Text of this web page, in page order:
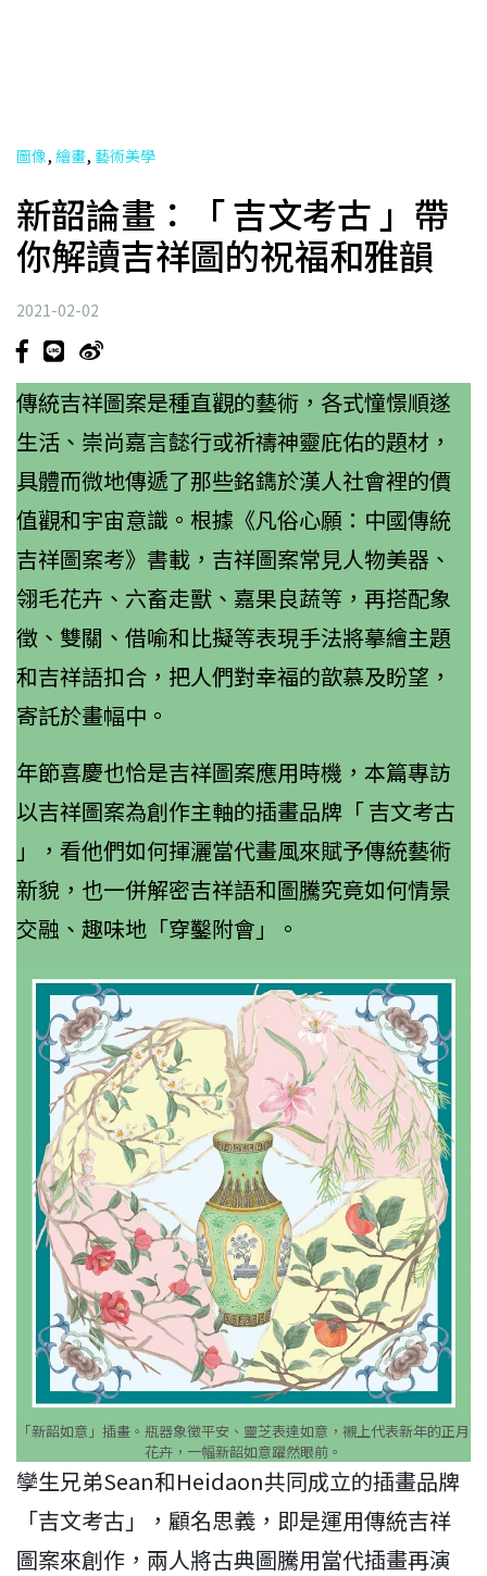
圖像, 繪畫, 藝術美學
新韶論畫：「 吉文考古 」帶
你解讀吉祥圖的祝福和雅韻
2021-02-02
傳統吉祥圖案是種直觀的藝術，各式憧憬順遂
生活、崇尚嘉言懿行或祈禱神靈庇佑的題材，
具體而微地傳遞了那些銘鐫於漢人社會裡的價
值觀和宇宙意識。根據《凡俗心願：中國傳統
吉祥圖案考》書載，吉祥圖案常見人物美器、
翎毛花卉、六畜走獸、嘉果良蔬等，再搭配象
徵、雙關、借喻和比擬等表現手法將摹繪主題
和吉祥語扣合，把人們對幸福的歆慕及盼望，
寄託於畫幅中。
年節喜慶也恰是吉祥圖案應用時機，本篇專訪
以吉祥圖案為創作主軸的插畫品牌「 吉文考古
」，看他們如何揮灑當代畫風來賦予傳統藝術
新貌，也一併解密吉祥語和圖騰究竟如何情景
交融、趣味地「穿鑿附會」。
「新韶如意」插畫。瓶器象徵平安、靈芝表達如意，襯上代表新年的正月
花卉，一幅新韶如意躍然眼前。
孿生兄弟Sean和Heidaon共同成立的插畫品牌
「吉文考古」，顧名思義，即是運用傳統吉祥
圖案來創作，兩人將古典圖騰用當代插畫再演